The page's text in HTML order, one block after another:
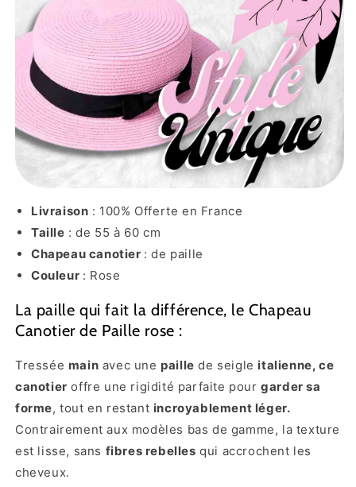
Livraison : 100% Offerte en France
Taille : de 55 à 60 cm
Chapeau canotier : de paille
Couleur : Rose
La paille qui fait la différence, le Chapeau
Canotier de Paille rose :
Tressée main avec une paille de seigle italienne, ce
canotier offre une rigidité parfaite pourgarder sa
forme, tout en restant incroyablement léger.
Contrairement aux modèles bas de gamme, la texture
est lisse, sans fibres rebelles qui accrochent les
cheveux.